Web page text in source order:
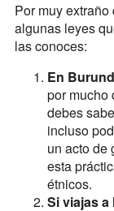
Por muy
algunas leyes
las conoces:
En
por mucho
debes
incluso
un acto de
esta
étnicos.
Si viajas a